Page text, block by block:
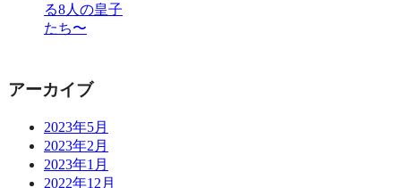
る8人の皇子
たち〜
アーカイブ
2023年5月
2023年2月
2023年1月
2022年12月